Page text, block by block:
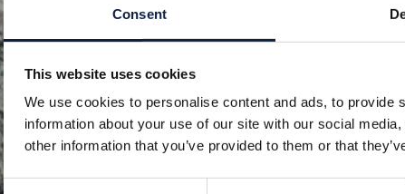
Consent
This website uses cookies
We use cookies to personalise content and ads, to
information about your use of our site with our social
other information that you’ve provided to them or that
Consent